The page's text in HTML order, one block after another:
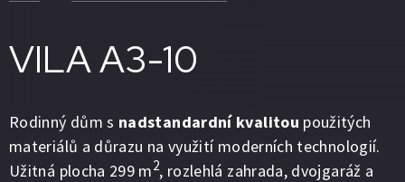
VILA A3-10
Rodinný dům s nadstandardní kvalitou použitých
materiálů a důrazu na využití moderních technologií.
Užitná plocha 299 m2, rozlehlá zahrada, dvojgaráž a